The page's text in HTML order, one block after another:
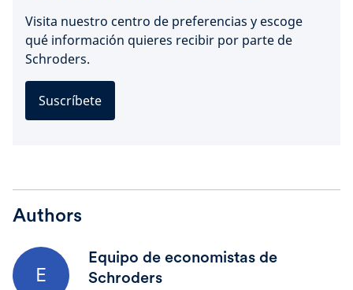
Visita nuestro centro de preferencias y escoge
qué información quieres recibir por parte de
Schroders.
Suscríbete
Authors
E
Equipo de economistas de
Schroders